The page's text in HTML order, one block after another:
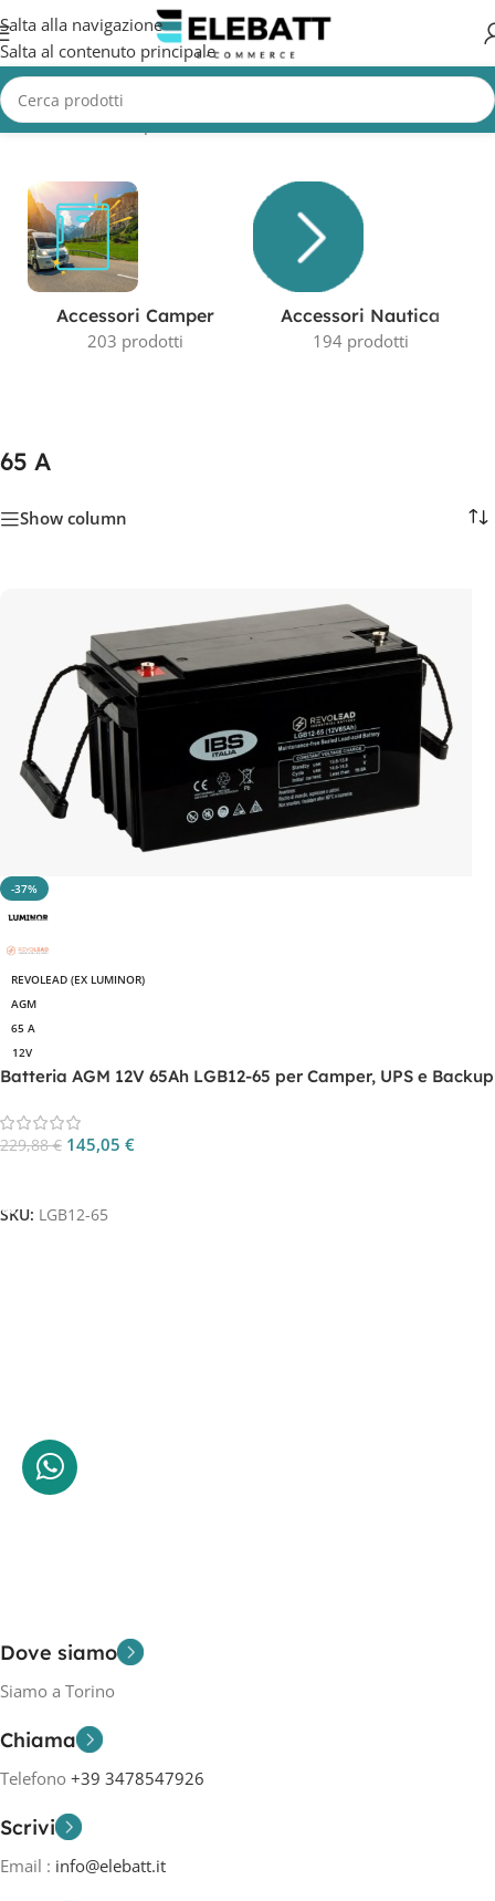
Salta alla navigazione
Salta al contenuto principale
Home/Prodotto Capacità in AH/65 A Visualizzazione del risultato
Accessori Camper
203 prodotti
Accessori Nautica
194 prodotti
65 A
Show column
-37%
REVOLEAD (EX LUMINOR)
AGM
65 A
12V
Batteria AGM 12V 65Ah LGB12-65 per Camper, UPS e Backup
229,88€ 145,05 €
SKU: LGB12-65
Dove siamo
Siamo a Torino
Chiama
Telefono +39 3478547926
Scrivi
Email : info@elebatt.it